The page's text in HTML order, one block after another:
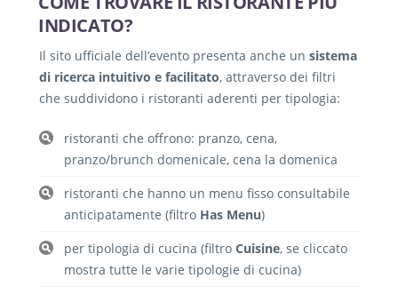
INDICATO?
Il sito ufficiale dell’evento presenta anche un sistema
di ricerca intuitivo e facilitato, attraverso dei filtri
che suddividono i ristoranti aderenti per tipologia:
ristoranti che offrono: pranzo, cena,
pranzo/brunch domenicale, cena la domenica
ristoranti che hanno un menu fisso consultabile
anticipatamente (filtro Has Menu)
per tipologia di cucina (filtro Cuisine, se cliccato
mostra tutte le varie tipologie di cucina)